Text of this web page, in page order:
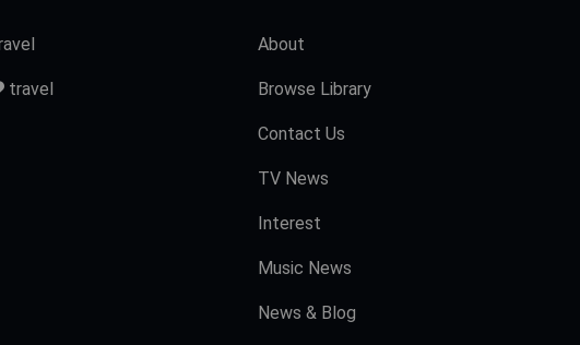
travel
About
Browse Library
Contact Us
TV News
Interest
Music News
News & Blog